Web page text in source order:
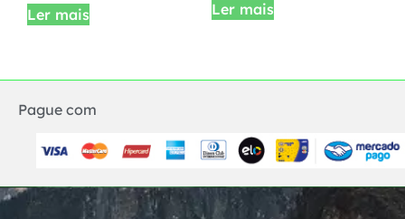
Ler mais Ler mais
Pague com